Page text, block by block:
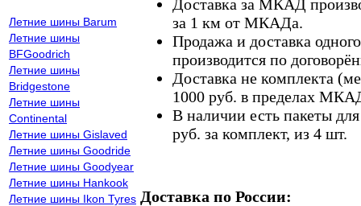
Летние шины Barum
Летние шины
BFGoodrich
Летние шины
Bridgestone
Летние шины
Continental
Летние шины Gislaved
Летние шины Goodride
Летние шины Goodyear
Летние шины Hankook
Летние шины Ikon Tyres
Доставка за МКАД
за 1 км от МКАДа.
Продажа и доставка
производится по
Доставка не комплекта
1000 руб. в пределах
В наличии есть пакеты
руб. за комплект, из 4 шт.
Доставка по России: